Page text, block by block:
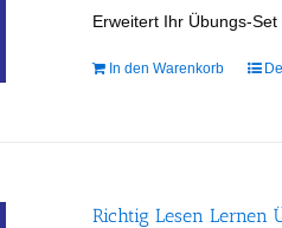
Erweitert Ihr Übungs-
In den Warenkorb
Richtig Lesen Lernen